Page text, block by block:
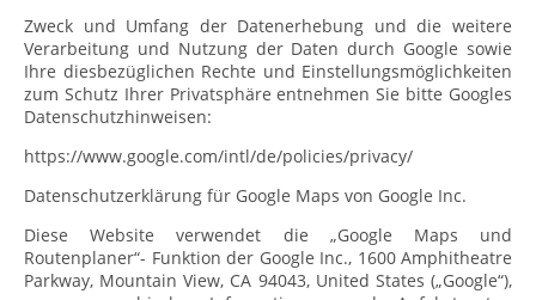
Zweck und Umfang der Datenerhebung und die weitere
Verarbeitung und Nutzung der Daten durch Google sowie
Ihre diesbezüglichen Rechte und Einstellungsmöglichkeiten
zum Schutz Ihrer Privatsphäre entnehmen Sie bitte Googles
Datenschutzhinweisen:
https://www.google.com/intl/de/policies/privacy/
Datenschutzerklärung für Google Maps von Google Inc.
Diese Website verwendet die „Google Maps und
Routenplaner“- Funktion der Google Inc., 1600 Amphitheatre
Parkway, Mountain View, CA 94043, United States („Google“),